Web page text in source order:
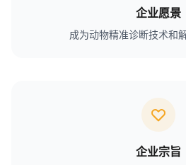
企业愿景
成为动物精准诊断技术和
企业宗旨